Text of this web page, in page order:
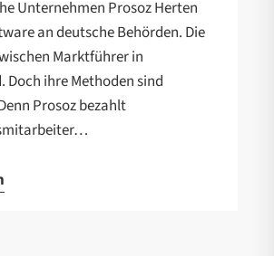
Unternehmen Prosoz Herten
an deutsche Behörden. Die
Marktführer in
Doch ihre Methoden sind
Prosoz bezahlt